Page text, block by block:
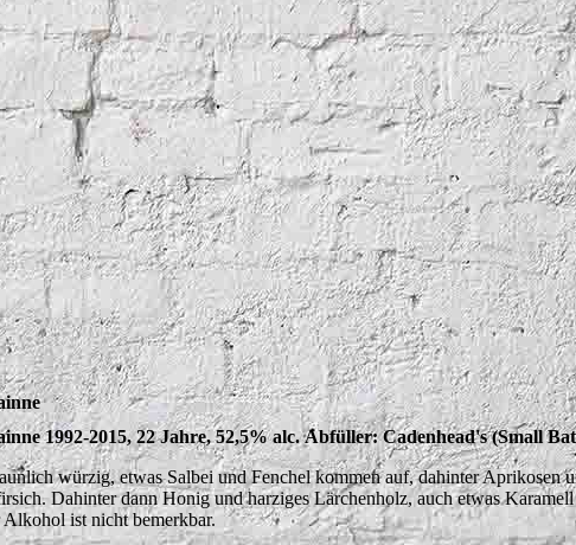
1992-2015, 22 Jahre, 52,5% alc.Abfüller: Cadenhead's (Small
würzig, etwas Salbei und Fenchel kommen auf, dahinter Aprikosen
Dahinter dann Honig und harziges Lärchenholz, auch etwas
Alkohol ist nicht bemerkbar.